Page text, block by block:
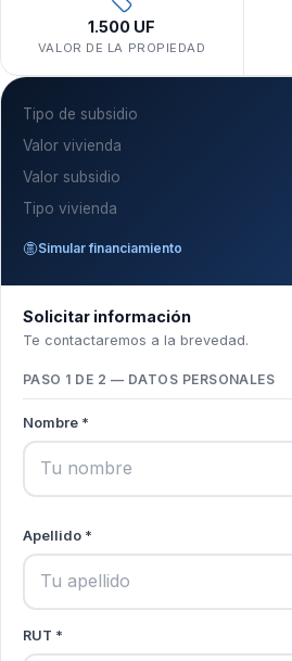
1.500 UF
VALOR DE LA PROPIEDAD
Tipo de subsidio
Valor vivienda
Valor subsidio
Tipo vivienda
Simular financiamiento
Solicitar información
Te contactaremos a la brevedad.
PASO 1 DE 2 — DATOS PERSONALES
Nombre *
Apellido *
RUT *